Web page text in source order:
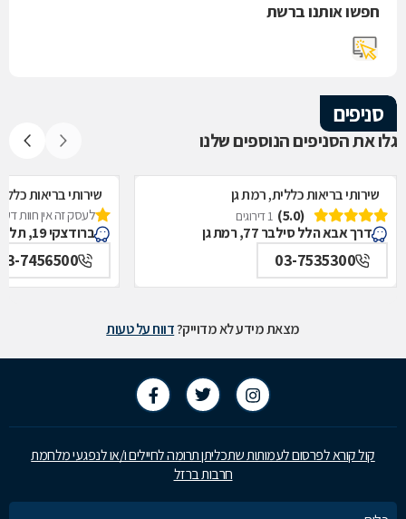
חפשו אותנו ברשת
סניפים
גלו את הסניפים הנוספים שלנו
שירותי בריאות כללית, רמת גן
(5.0)
1 דירוגים
דרך אבא הלל סילבר 77, רמת גן
03-7535300
שירותי בריאות
לעסק זה אין חוות
ברודצקי 19, תל אביב
7456500
מצאת מידע לא מדוייק?דווח על טעות
קול קורא לפרסום לעמותות שתכליתן תרומה לחיילים ו/או לנפגעי מלחמת
חרבות ברזל